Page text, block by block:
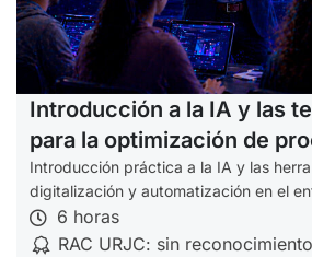
Introducción a la IA y las
para la optimización de
URJC (PDI)
Introducción práctica a la IA y las
digitalización y automatización en el
6 horas
RAC URJC: sin